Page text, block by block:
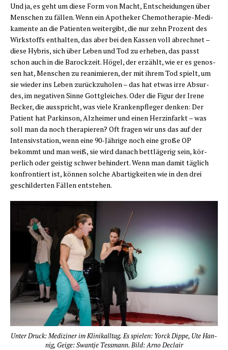
Und ja, es geht um die­se Form von Macht, Ent­schei­dun­gen über
Men­schen zu fäl­len. Wenn ein Apo­the­ker Che­mo­the­ra­pie-Medi­
ka­men­te an die Pati­en­ten wei­ter­gibt, die nur zehn Pro­zent des
Wirk­stoffs ent­hal­ten, das aber bei den Kas­sen voll abrech­net –
die­se Hybris, sich über Leben und Tod zu erhe­ben, das passt
schon auch in die Barock­zeit. Högel, der erzählt, wie er es genos­
sen hat, Men­schen zu reani­mie­ren, der mit ihrem Tod spielt, um
sie wie­der ins Leben zurück­zu­ho­len – das hat etwas irre Absur­
des, im nega­ti­ven Sin­ne Gott­glei­ches. Oder die Figur der Ire­ne
Becker, die aus­spricht, was vie­le Kran­ken­pfle­ger den­ken: Der
Pati­ent hat Par­kin­son, Alz­hei­mer und einen Herz­in­farkt – was
soll man da noch the­ra­pie­ren? Oft fra­gen wir uns das auf der
Inten­siv­sta­ti­on, wenn eine 90-Jäh­ri­ge noch eine gro­ße OP
bekommt und man weiß, sie wird danach bett­lä­ge­rig sein, kör­
per­lich oder geis­tig schwer behin­dert. Wenn man damit täg­lich
kon­fron­tiert ist, kön­nen sol­che Abar­tig­kei­ten wie in den drei
geschil­der­ten Fäl­len entstehen.
Unter Druck: Medi­zi­ner im Kli­nik­all­tag. Es spie­len: Yorck Dippe, Ute Han­
nig, Gei­ge: Swant­je Tess­mann. Bild: Arno Declair